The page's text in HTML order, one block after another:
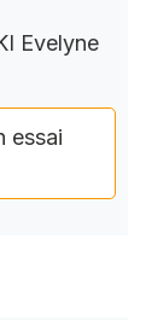
Evelyne
essai